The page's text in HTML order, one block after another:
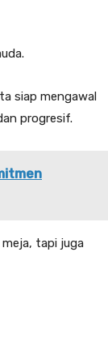
siap mengawal
progresif.
tapi juga